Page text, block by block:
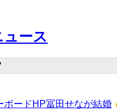
ース
ボードHP冨田せなが結婚